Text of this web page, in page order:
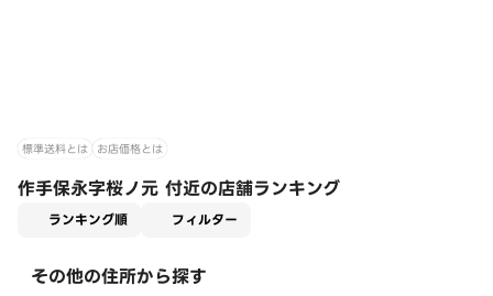
標準送料とは お店価格とは
作手保永字桜ノ元 付近の店舗ランキング
ランキング順 フィルター
その他の住所から探す